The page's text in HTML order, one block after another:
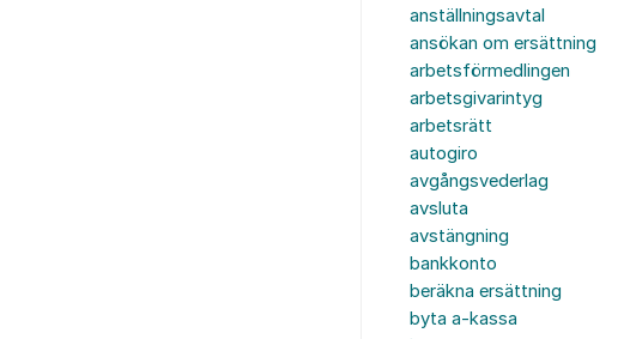
anställningsavtal
ansökan om ersättning
arbetsförmedlingen
arbetsgivarintyg
arbetsrätt
autogiro
avgångsvederlag
avsluta
avstängning
bankkonto
beräkna ersättning
byta a-kassa